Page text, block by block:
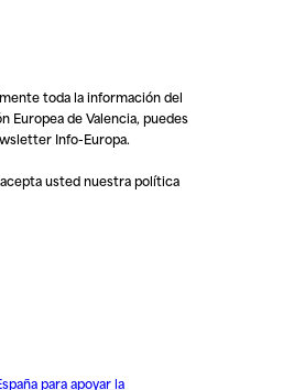
toda la información del
Europea de Valencia, puedes
Info-Europa.
usted nuestrapolítica
para apoyar la